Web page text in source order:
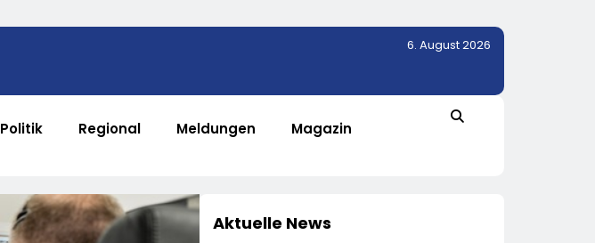
6. August 2026
Politik Regional Meldungen Magazin
Aktuelle News